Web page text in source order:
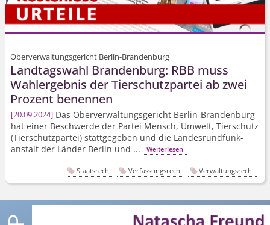
Oberverwaltungsgericht Berlin-Brandenburg
Landtagswahl Brandenburg: RBB muss
Wahlergebnis der Tierschutzpartei ab zwei
Prozent benennen
20.09.2024 Das Ober­verwaltungs­gericht Berlin-Brandenburg
hat einer Beschwerde der Partei Mensch, Umwelt, Tierschutz
(Tierschutzpartei) stattgegeben und die Landes­rundfunk­
anstalt der Länder Berlin und ...
Weiterlesen
Staatsrecht Verfassungsrecht Verwaltungsrecht